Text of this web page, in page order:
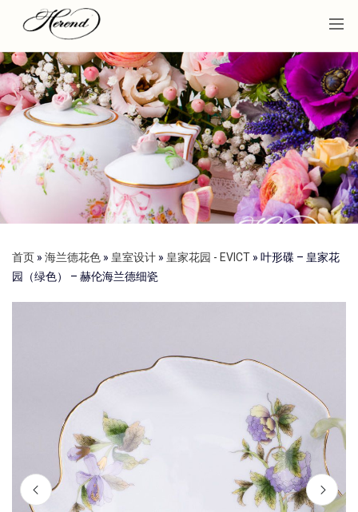
首页 » 海兰德花色 » 皇室设计 » 皇家花园 - EVICT » 叶形碟 – 皇家花
园（绿色） – 赫伦海兰德细瓷